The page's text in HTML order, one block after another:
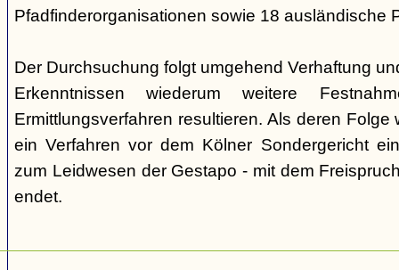
Pfadfinderorganisationen sowie 18 ausländische
Der Durchsuchung folgt umgehend Verhaftung
Erkenntnissen wiederum weitere
Ermittlungsverfahren resultieren. Als deren
ein Verfahren vor dem Kölner Sondergericht
zum Leidwesen der Gestapo - mit dem
endet.